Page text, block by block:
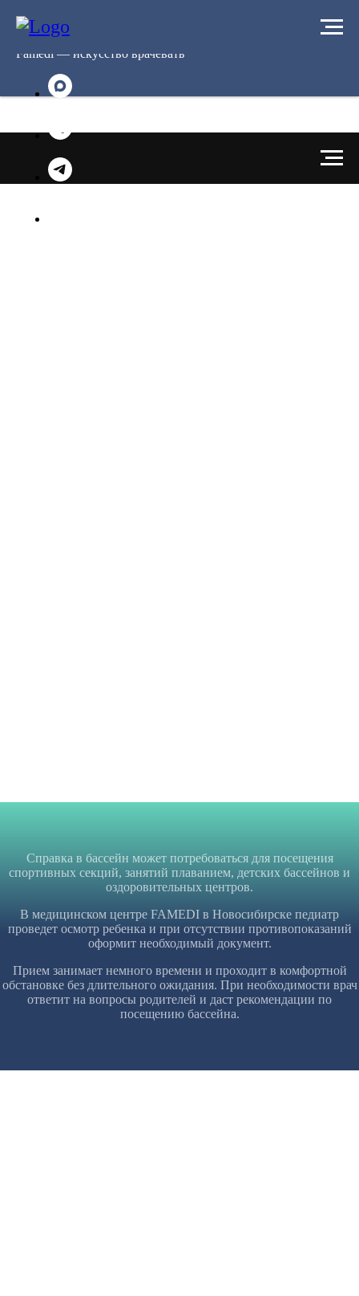
Famedi — искусство врачевать
Справка в бассейн может потребоваться для посещения
спортивных секций, занятий плаванием, детских бассейнов и
оздоровительных центров.
В медицинском центре FAMEDI в Новосибирске педиатр
проведет осмотр ребенка и при отсутствии противопоказаний
оформит необходимый документ.
Прием занимает немного времени и проходит в комфортной
обстановке без длительного ожидания. При необходимости врач
ответит на вопросы родителей и даст рекомендации по
посещению бассейна.